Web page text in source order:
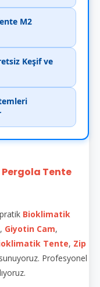
M2
Keşif ve
Pergola Tente
Bioklimatik
, Giyotin Cam,
Tente, Zip
Profesyonel